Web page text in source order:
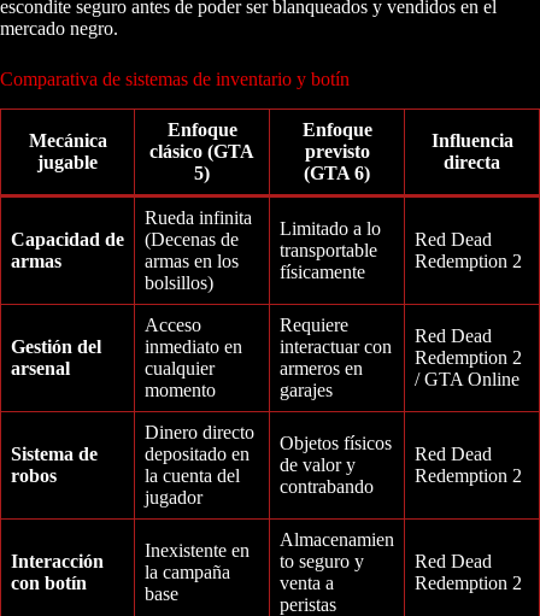
escondite seguro antes de poder ser blanqueados y vendidos en el
mercado negro.
Comparativa de sistemas de inventario y botín
Mecánica
jugable
Enfoque
clásico (GTA
5)
Enfoque
previsto
(GTA 6)
Influencia
directa
Capacidad de
armas
Rueda infinita
(Decenas de
armas en los
bolsillos)
Limitado a lo
transportable
físicamente
Red Dead
Redemption 2
Gestión del
arsenal
Acceso
inmediato en
cualquier
momento
Requiere
interactuar con
armeros en
garajes
Red Dead
Redemption 2
/ GTA Online
Sistema de
robos
Dinero directo
depositado en
la cuenta del
jugador
Objetos físicos
de valor y
contrabando
Red Dead
Redemption 2
Interacción
con botín
Inexistente en
la campaña
base
Almacenamien
to seguro y
venta a
peristas
Red Dead
Redemption 2